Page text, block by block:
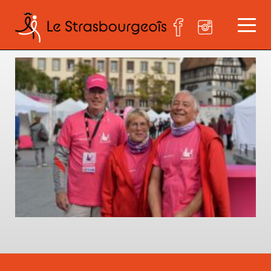
DSC_0865